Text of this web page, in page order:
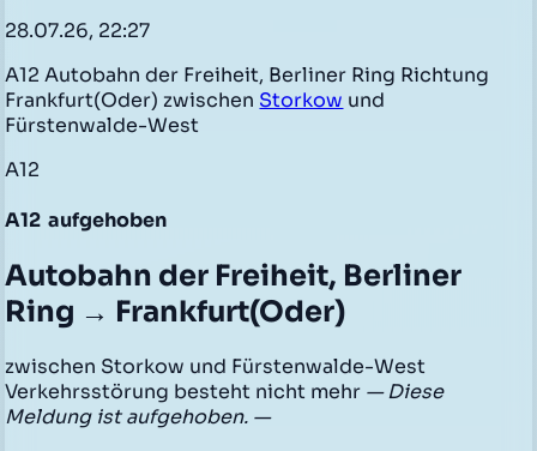
28.07.26, 22:27
A12 Autobahn der Freiheit, Berliner Ring Richtung
Frankfurt(Oder) zwischen Storkow und
Fürstenwalde-West
A12
A12 aufgehoben
Autobahn der Freiheit, Berliner
Ring → Frankfurt(Oder)
zwischen Storkow und Fürstenwalde-West
Verkehrsstörung besteht nicht mehr — Diese
Meldung ist aufgehoben. —